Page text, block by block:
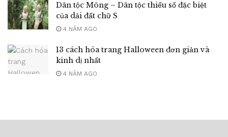
Dân tộc Mông – Dân tộc thiểu số đặc biệt
của dải đất chữ S
4 NĂM AGO
13 cách hóa trang Halloween đơn giản và
kinh dị nhất
4 NĂM AGO